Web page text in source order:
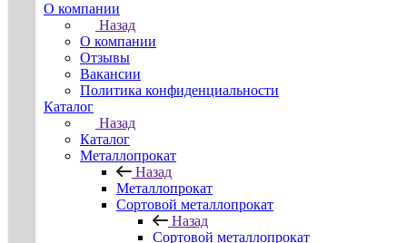
О компании
Назад
О компании
Отзывы
Вакансии
Политика конфиденциальности
Каталог
Назад
Каталог
Металлопрокат
Назад
Металлопрокат
Сортовой металлопрокат
Назад
Сортовой металлопрокат